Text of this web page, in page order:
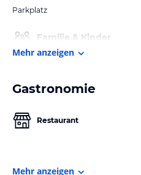
Parkplatz
Familie & Kinder
Mehr anzeigen
Gastronomie
Restaurant
Mehr anzeigen